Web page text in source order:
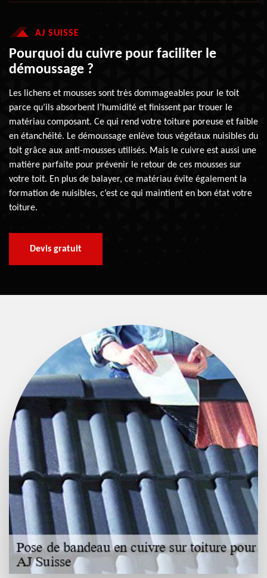
AJ SUISSE
Pourquoi du cuivre pour faciliter le
démoussage ?
Les lichens et mousses sont très dommageables pour le toit
parce qu’ils absorbent l’humidité et finissent par trouer le
matériau composant. Ce qui rend votre toiture poreuse et faible
en étanchéité. Le démoussage enlève tous végétaux nuisibles du
toit grâce aux anti-mousses utilisés. Mais le cuivre est aussi une
matière parfaite pour prévenir le retour de ces mousses sur
votre toit. En plus de balayer, ce matériau évite également la
formation de nuisibles, c’est ce qui maintient en bon état votre
toiture.
Devis gratuit